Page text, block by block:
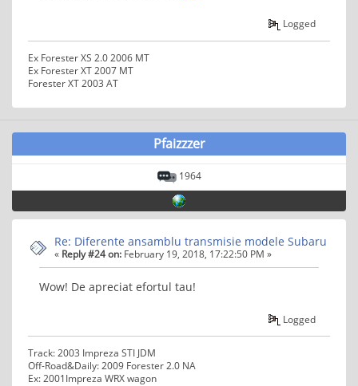
Logged
Ex Forester XS 2.0 2006 MT
Ex Forester XT 2007 MT
Forester XT 2003 AT
Pfaizzzer
1964
Re: Diferente ansamblu transmisie modele Subaru
« Reply #24 on: February 19, 2018, 17:22:50 PM »
Wow! De apreciat efortul tau!
Logged
Track: 2003 Impreza STI JDM
Off-Road&Daily: 2009 Forester 2.0 NA
Ex: 2001Impreza WRX wagon